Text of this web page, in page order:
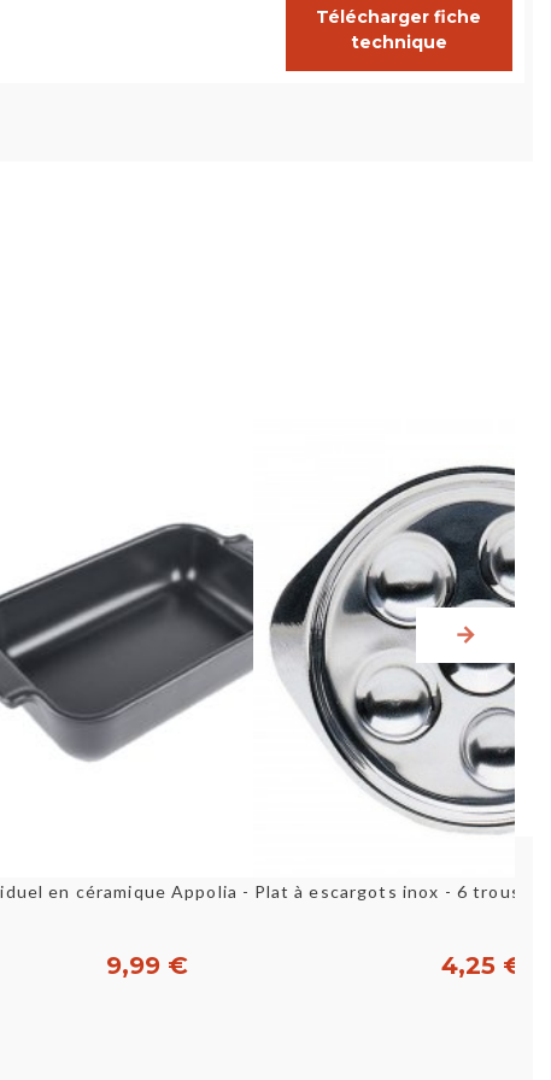
Télécharger fiche
technique
Aperçu rapide Plat individuel en céramique Appolia - 18x12x4,5cm 85 cl...
9,99 €
Aperçu rapide
Plat à escargots inox - 6 trous -
4,25 €